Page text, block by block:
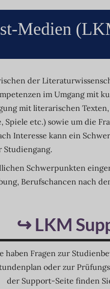
Medien
der
im Umgang mit
mit literarischen
Spiele etc.) sowie um die
Interesse kann ein
Schwerpunkten
Berufschancen nach
↪ LKM
haben Fragen zur
oder zur
der Support-Seite finden